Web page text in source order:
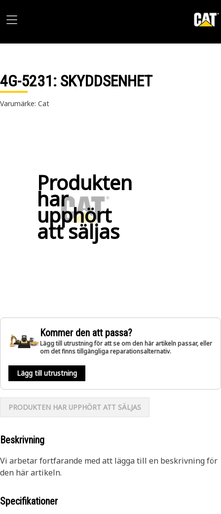
4G-5231: SKYDDSENHET
Varumärke: Cat
Produkten
har
upphört
att säljas
Kommer den att passa?
Lägg till utrustning för att se om den här artikeln passar, eller
om det finns tillgängliga reparationsalternativ.
Lägg till utrustning
PRODUKTEN HAR UPPHÖRT ATT SÄLJAS
Beskrivning
Vi arbetar fortfarande med att lägga till en beskrivning för
den här artikeln.
Specifikationer